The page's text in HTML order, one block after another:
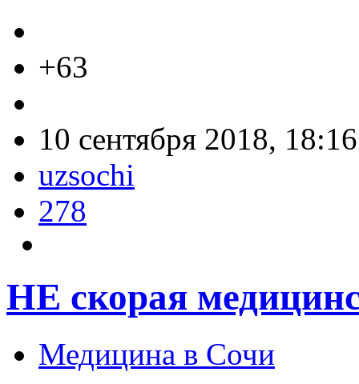
+63
10 сентября 2018, 18:16
uzsochi
278
НЕ скорая
Медицина в Сочи